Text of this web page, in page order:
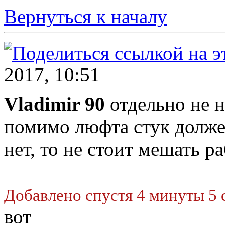
Вернуться к началу
2017, 10:51
Vladimir 90 отдельно не
помимо люфта стук
нет, то не стоит мешать
Добавлено спустя 4 минуты 5
вот